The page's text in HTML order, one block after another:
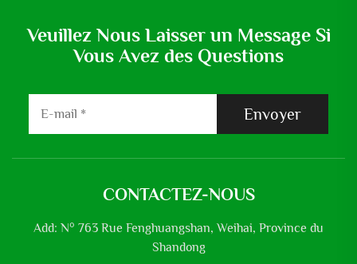
Veuillez Nous Laisser un Message Si
Vous Avez des Questions
Envoyer
CONTACTEZ-NOUS
Add: N° 763 Rue Fenghuangshan, Weihai, Province du
Shandong